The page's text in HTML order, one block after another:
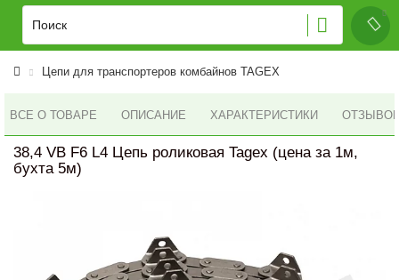
Цепи для транспортеров комбайнов TAGEX
ВСЕ О ТОВАРЕ ОПИСАНИЕ ХАРАКТЕРИСТИКИ ОТЗЫВОВ
38,4 VB F6 L4 Цепь роликовая Tagex (цена за 1м,
бухта 5м)